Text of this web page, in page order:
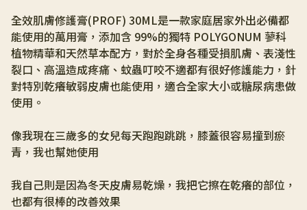
全效肌膚修護膏(PROF) 30ML是一款家庭居家外出必備都
能使用的萬用膏，添加含 99%的獨特 POLYGONUM 蓼科
植物精華和天然草本配方，對於全身各種受損肌膚、表淺性
裂口、高溫造成疼痛、蚊蟲叮咬不適都有很好修護能力，針
對特別乾癢敏弱皮膚也能使用，適合全家大小或糖尿病患做
使用。
像我現在三歲多的女兒每天跑跑跳跳，膝蓋很容易撞到瘀
青，我也幫她使用
我自己則是因為冬天皮膚易乾燥，我把它擦在乾癢的部位，
也都有很棒的改善效果